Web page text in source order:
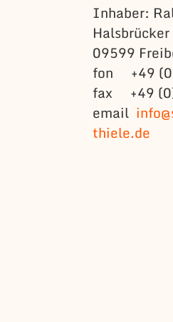
Inhaber:
09599
fon +49
fax +49
email
thiele.de